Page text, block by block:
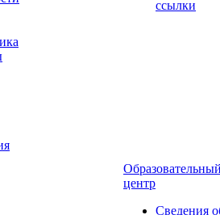
ссылки
центр
Сведения